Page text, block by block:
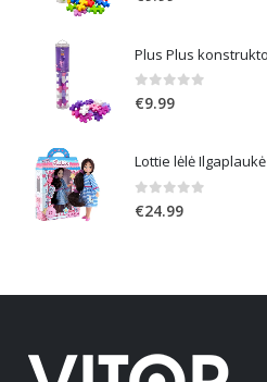
0out of 5
€9.99
Lottie lėlė Ilgaplaukė
0out of 5
€24.99